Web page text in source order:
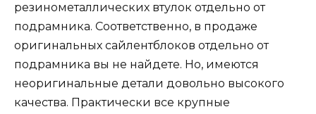
резинометаллических втулок отдельно от
подрамника. Соответственно, в продаже
оригинальных сайлентблоков отдельно от
подрамника вы не найдете. Но, имеются
неоригинальные детали довольно высокого
качества. Практически все крупные